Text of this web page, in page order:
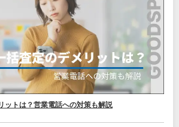
ットは？営業電話への対策も解説